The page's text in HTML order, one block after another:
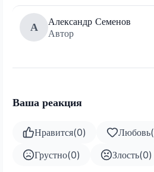
А
Александр Семенов
Автор
Ваша реакция
Нравится(0) Любовь(
Грустно(0) Злость(0)